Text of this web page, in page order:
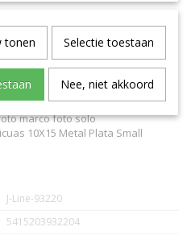
bilderrahmen - 1 foto
Metall Silber Small
Metallo Argento Small
marco foto solo
10X15 Metal Plata Small
J-Line-93220
5415203932204
tonen Selectie toestaan
Nee, niet akkoord